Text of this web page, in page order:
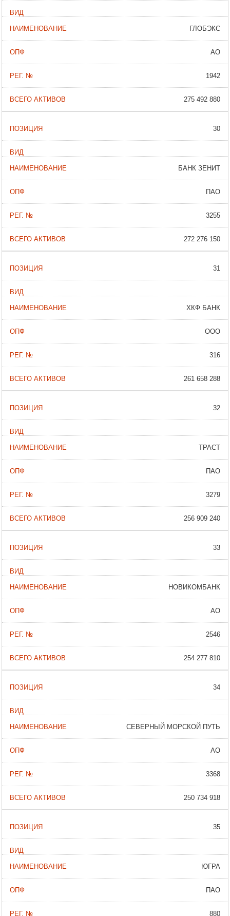
ГЛОБЭКС
АО
1942
275 492 880
30
БАНК ЗЕНИТ
ПАО
3255
272 276 150
31
ХКФ БАНК
ООО
316
261 658 288
32
ТРАСТ
ПАО
3279
256 909 240
33
НОВИКОМБАНК
АО
2546
254 277 810
34
СЕВЕРНЫЙ МОРСКОЙ ПУТЬ
АО
3368
250 734 918
35
ЮГРА
ПАО
880